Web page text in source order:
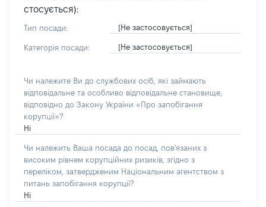
стосується):
Тип посади: [Не застосовується]
Категорія посади: [Не застосовується]
Чи належите Ви до службових осіб, які займають
відповідальне та особливо відповідальне становище,
відповідно до Закону України «Про запобігання
корупції»?
Ні
Чи належить Ваша посада до посад, пов'язаних з
високим рівнем корупційних ризиків, згідно з
переліком, затвердженим Національним агентством з
питань запобігання корупції?
Ні